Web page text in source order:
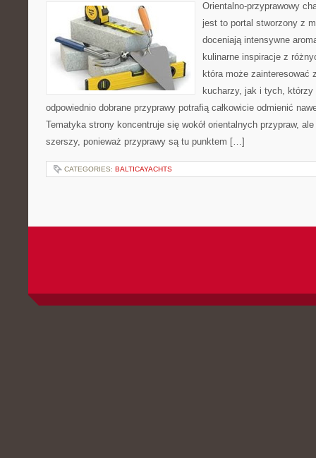
Orientalno-przyprawowy
jest to portal stworzony z
doceniają intensywne
kulinarne inspiracje z
która może zainteresować
kucharzy, jak i tych, którzy
odpowiednio dobrane przyprawy potrafią całkowicie odmienić
Tematyka strony koncentruje się wokół orientalnych przypraw,
szerszy, ponieważ przyprawy są tu punktem […]
CATEGORIES: BALTICAYACHTS